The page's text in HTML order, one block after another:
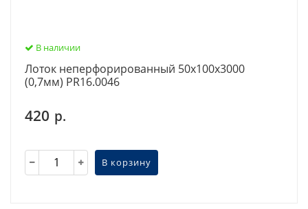
В наличии
Лоток неперфорированный 50х100х3000
(0,7мм) PR16.0046
420 р.
В корзину